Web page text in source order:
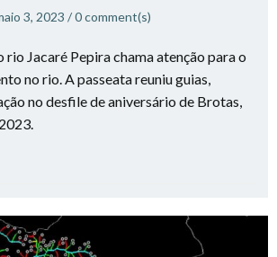
3, 2023 /0comment(s)
Jacaré Pepira chama atenção para o
no rio. A passeata reuniu guias,
no desfile de aniversário de Brotas,